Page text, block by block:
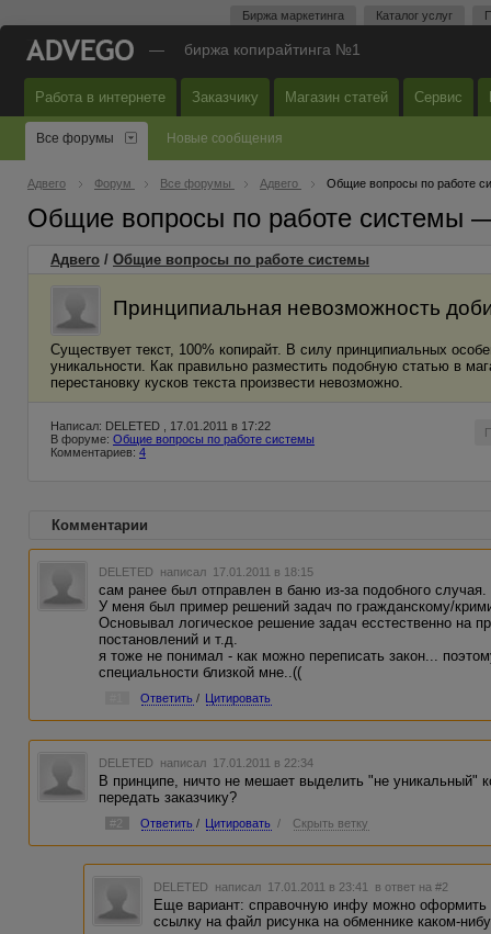
Биржа маркетинга Каталог услуг
— биржа копирайтинга №1
Работа в интернете Заказчику Магазин статей Сервис
Все форумы Новые сообщения
Адвего Форум Все форумы Адвего Общие вопросы по работе
Общие вопросы по работе системы
Адвего / Общие вопросы по работе системы
Принципиальная невозможность
Существует текст, 100% копирайт. В силу принципиальных
уникальности. Как правильно разместить подобную статью в
перестановку кусков текста произвести невозможно.
Написал: DELETED , 17.01.2011 в 17:22
В форуме: Общие вопросы по работе системы
Комментариев: 4
Комментарии
DELETED написал 17.01.2011 в 18:15
сам ранее был отправлен в баню из-за подобного случая.
У меня был пример решений задач по гражданскому/
Основывал логическое решение задач есстественно на
постановлений и т.д.
я тоже не понимал - как можно переписать закон...
специальности близкой мне..((
Ответить / Цитировать
DELETED написал 17.01.2011 в 22:34
В принципе, ничто не мешает выделить "не уникальный"
передать заказчику?
#2 Ответить / Цитировать / Скрыть ветку
DELETED написал 17.01.2011 в 23:41 в ответ на #2
Еще вариант: справочную инфу можно оформить
ссылку на файл рисунка на обменнике каком-